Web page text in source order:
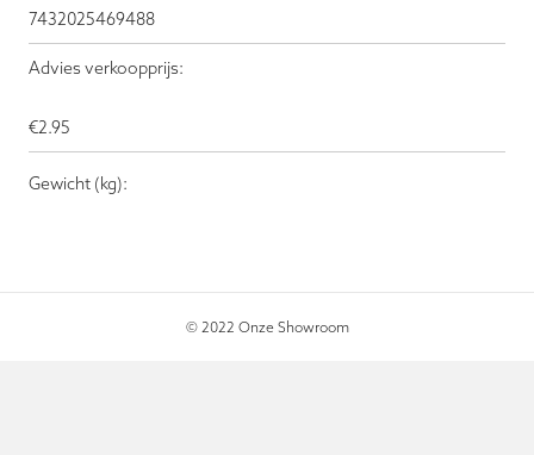
7432025469488
Advies verkoopprijs:
€2.95
Gewicht (kg):
© 2022 Onze Showroom